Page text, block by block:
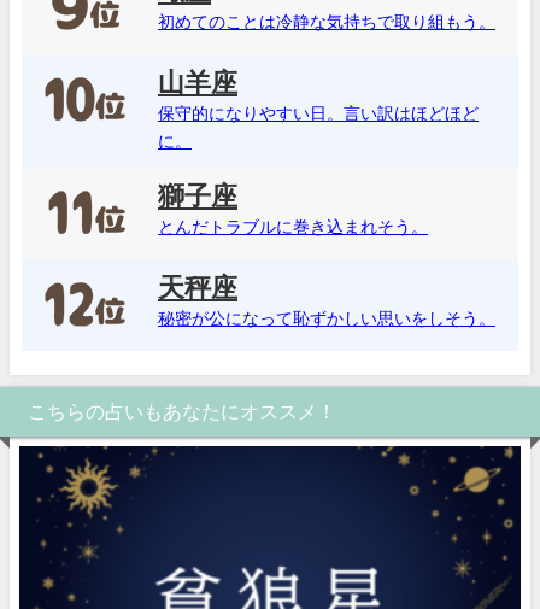
初めてのことは冷静な気持ちで取り組もう。
山羊座
保守的になりやすい日。言い訳はほどほど
に。
獅子座
とんだトラブルに巻き込まれそう。
天秤座
秘密が公になって恥ずかしい思いをしそう。
こちらの占いもあなたにオススメ！